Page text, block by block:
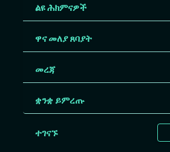
ልዩ ሕክምናዎች
ዋና መለያ ጸባያት
መረጃ
ቋንቋ ይምረጡ
ተገናኙ